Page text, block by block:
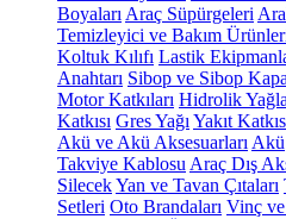
Boyaları Araç Süpürgeleri
Temizleyici ve Bakım
Koltuk Kılıfı Lastik
Anahtarı Sibop ve Sibop
Motor Katkıları Hidrolik
Katkısı Gres Yağı Yakıt
Akü ve Akü Aksesuarları Akü
Takviye Kablosu Araç Dış
SilecekYan ve Tavan Çıtaları
Setleri Oto Brandaları Vinç ve